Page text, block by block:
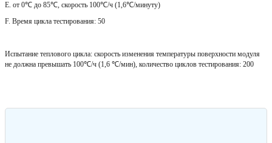
E. от 0℃ до 85℃, скорость 100℃/ч (1,6℃/минуту)
F. Время цикла тестирования: 50
Испытание теплового цикла: скорость изменения температуры поверхности модуля
не должна превышать 100℃/ч (1,6 ℃/мин), количество циклов тестирования: 200